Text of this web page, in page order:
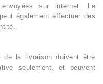
sur internet. Le
également effectuer des
de la livraison doivent être
seulement, et peuvent